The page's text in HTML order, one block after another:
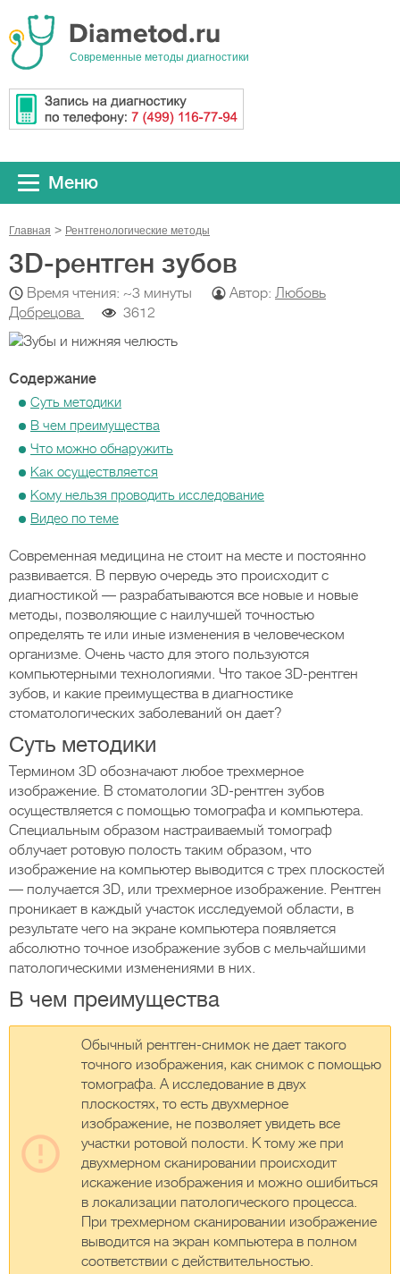
Cовременные методы диагностики
Меню
Главная Рентгенологические методы
3D-рентген зубов
Время чтения: ~3 минуты Автор: Любовь
Добрецова
3612
Содержание
Суть методики
В чем преимущества
Что можно обнаружить
Как осуществляется
Кому нельзя проводить исследование
Видео по теме
Современная медицина не стоит на месте и постоянно
развивается. В первую очередь это происходит с
диагностикой — разрабатываются все новые и новые
методы, позволяющие с наилучшей точностью
определять те или иные изменения в человеческом
организме. Очень часто для этого пользуются
компьютерными технологиями. Что такое 3D-рентген
зубов, и какие преимущества в диагностике
стоматологических заболеваний он дает?
Суть методики
Термином 3D обозначают любое трехмерное
изображение. В стоматологии 3D-рентген зубов
осуществляется с помощью томографа и компьютера.
Специальным образом настраиваемый томограф
облучает ротовую полость таким образом, что
изображение на компьютер выводится с трех плоскостей
— получается 3D, или трехмерное изображение. Рентген
проникает в каждый участок исследуемой области, в
результате чего на экране компьютера появляется
абсолютно точное изображение зубов с мельчайшими
патологическими изменениями в них.
В чем преимущества
Обычный рентген-снимок не дает такого
точного изображения, как снимок с помощью
томографа. А исследование в двух
плоскостях, то есть двухмерное
изображение, не позволяет увидеть все
участки ротовой полости. К тому же при
двухмерном сканировании происходит
искажение изображения и можно ошибиться
в локализации патологического процесса.
При трехмерном сканировании изображение
выводится на экран компьютера в полном
соответствии с действительностью.